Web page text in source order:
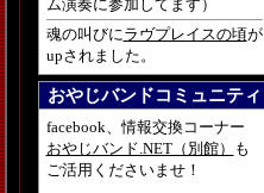
ム演奏に参加してます）
魂の叫びにラヴプレイスの頃が
upされました。
おやじバンドコミュニティ
facebook、情報交換コーナー
おやじバンド.NET（別館）
も
ご活用くださいませ！